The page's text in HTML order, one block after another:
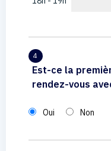
4
Est-ce la
rendez-vous
Oui Non